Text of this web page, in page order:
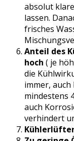
absolut
lassen.
frisches
Anteil des
hoch ( je
die
immer,
mindestens
auch
verhindert